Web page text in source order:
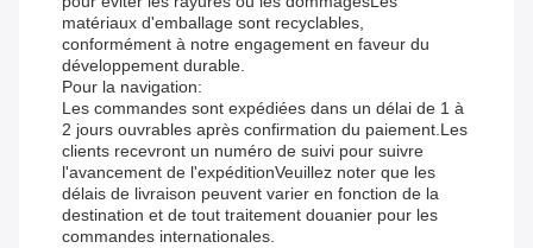
matériaux d'emballage sont recyclables,
conformément à notre engagement en faveur du
développement durable.
Pour la navigation:
Les commandes sont expédiées dans un délai de 1 à
2 jours ouvrables après confirmation du paiement.Les
clients recevront un numéro de suivi pour suivre
l'avancement de l'expéditionVeuillez noter que les
délais de livraison peuvent varier en fonction de la
destination et de tout traitement douanier pour les
commandes internationales.